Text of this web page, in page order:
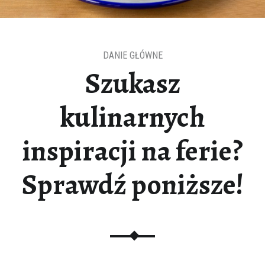
Szukasz
kulinarnych
inspiracji na ferie?
Sprawdź poniższe!
DANIE GŁÓWNE